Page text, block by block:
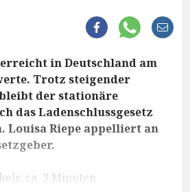
in Deutschland am
Trotz steigender
der stationäre
das Ladenschlussgesetz
Louisa Riepe appelliert an
ca. 3 Minuten